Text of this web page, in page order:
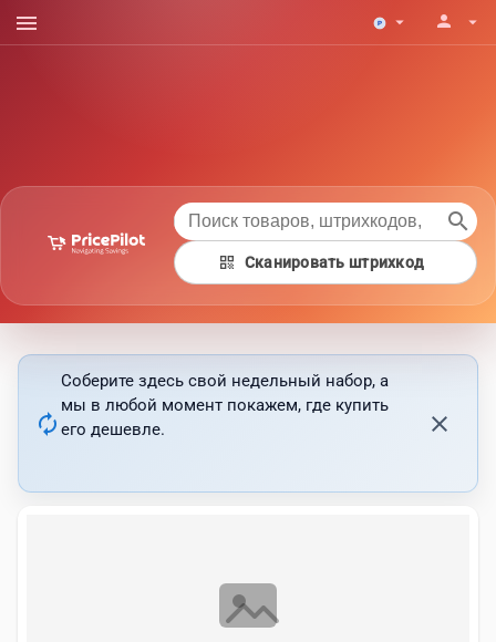
menu arrow_drop_down person arrow_drop_down
search
qr_code Сканировать штрихкод
autorenew
Соберите здесь свой недельный набор, а
мы в любой момент покажем, где купить
его дешевле.
close